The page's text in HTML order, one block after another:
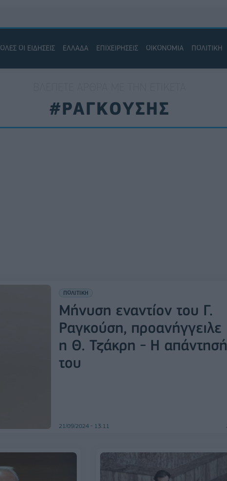
ΟΛΕΣ ΟΙ ΕΙΔΗΣΕΙΣ ΕΛΛΑΔΑ ΕΠΙΧΕΙΡΗΣΕΙΣ ΟΙΚΟΝΟΜΙΑ ΠΟΛΙΤΙΚΗ
#ΡΑΓΚΟΥΣΗΣ
ΠΟΛΙΤΙΚΗ
Μήνυση εναντίον του Γ.
Ραγκούση, προανήγγειλε
η Θ. Τζάκρη - Η απάντησή
του
21/09/2024 - 13:11